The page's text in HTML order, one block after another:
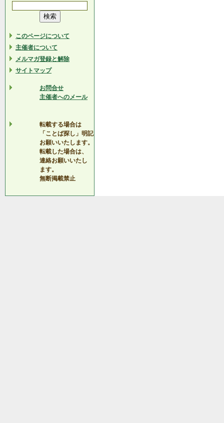
このページについて
主催者について
メルマガ登録と解除
サイトマップ
お問合せ
主催者へのメール
転載する場合は
「ことば探し」明記
お願いいたします。
転載した場合は、
連絡お願いいたし
ます。
無断掲載禁止